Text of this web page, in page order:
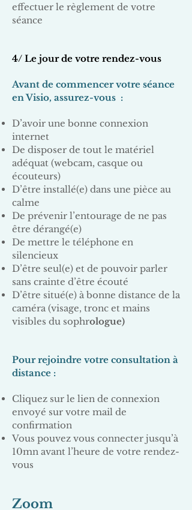
effectuer le règlement de votre
séance
4/ Le jour de votre rendez-vous
Avant de commencer votre séance
en Visio, assurez-vous :
D’avoir une bonne connexion
internet
De disposer de tout le matériel
adéquat (webcam, casque ou
écouteurs)
D’être installé(e) dans une pièce au
calme
De prévenir l’entourage de ne pas
être dérangé(e)
De mettre le téléphone en
silencieux
D’être seul(e) et de pouvoir parler
sans crainte d’être écouté
D’être situé(e) à bonne distance de la
caméra (visage, tronc et mains
visibles du sophrologue)
Pour rejoindre votre consultation à
distance :
Cliquez sur le lien de connexion
envoyé sur votre mail de
confirmation
Vous pouvez vous connecter jusqu’à
10mn avant l’heure de votre rendez-
vous
Zoom